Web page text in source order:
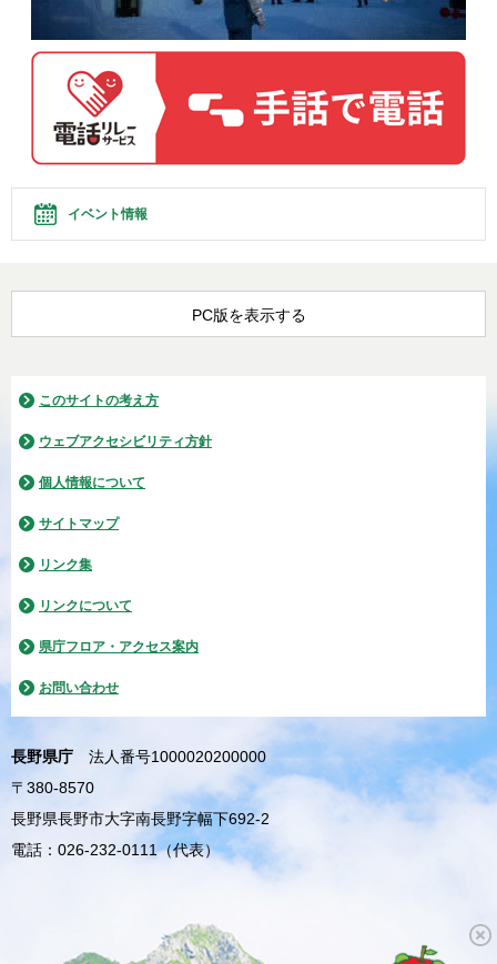
イベント情報
PC版を表示する
このサイトの考え方
ウェブアクセシビリティ方針
個人情報について
サイトマップ
リンク集
リンクについて
県庁フロア・アクセス案内
お問い合わせ
長野県庁
法人番号1000020200000
〒380-8570
長野県長野市大字南長野字幅下692-2
電話：026-232-0111（代表）